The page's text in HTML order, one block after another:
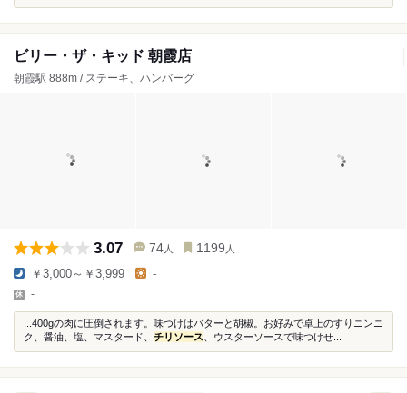
ビリー・ザ・キッド 朝霞店
朝霞駅 888m / ステーキ、ハンバーグ
3.07 74 人 1199 人
￥3,000～￥3,999 -
-
...400gの肉に圧倒されます。味つけはバターと胡椒。お好みで卓上のすりニンニ
ク、醤油、塩、マスタード、 チリソース 、ウスターソースで味つけせ...